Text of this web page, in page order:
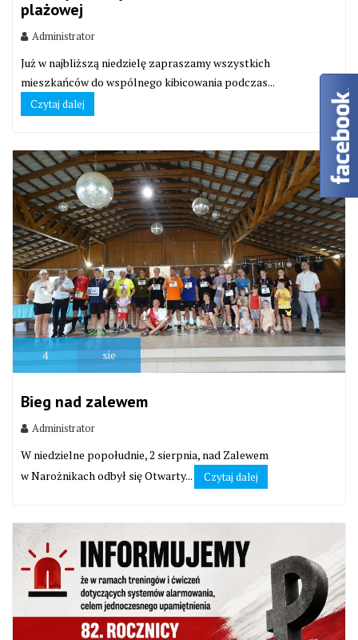
plażowej
Administrator
Już w najbliższą niedzielę zapraszamy wszystkich
mieszkańców do wspólnego kibicowania podczas...
Czytaj dalej
4 sie
Bieg nad zalewem
Administrator
W niedzielne popołudnie, 2 sierpnia, nad Zalewem
w Narożnikach odbył się Otwarty...
Czytaj dalej